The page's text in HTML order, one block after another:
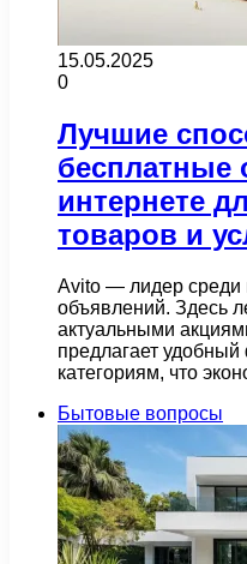
15.05.2025
0
Лучшие
бесплатные
интернете
товаров и
Avito — лидер
объявлений. Здесь
актуальными
предлагает
категориям, что
Бытовые вопросы